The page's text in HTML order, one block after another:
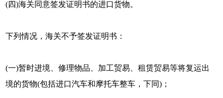
(四)海关同意签发证明书的进口货物。
下列情况，海关不予签发证明书：
(一)暂时进境、修理物品、加工贸易、租赁贸易等将复运出
境的货物(包括进口汽车和摩托车整车，下同)；